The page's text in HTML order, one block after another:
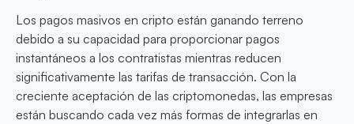
Los pagos masivos en cripto están ganando terreno
debido a su capacidad para proporcionar pagos
instantáneos a los contratistas mientras reducen
significativamente las tarifas de transacción. Con la
creciente aceptación de las criptomonedas, las empresas
están buscando cada vez más formas de integrarlas en